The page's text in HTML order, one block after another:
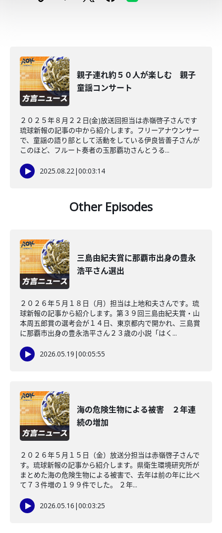
親子連れ約５０人が楽しむ 親子
童謡コンサート
２０２５年８月２２日(金)放送回担当は赤嶺啓子さんです
琉球新報の記事の中から紹介します。フリーアナウンサー
で、童謡の語り部として活動をしている伊良皆善子さんが
このほど、フルート奏者の玉那覇功さんとうる...
2025.08.22|00:03:14
Other Episodes
三島由紀夫賞に那覇市出身の豊永
浩平さん選出
２０２６年５月１８日（月）担当は上地和夫さんです。琉
球新報の記事から紹介します。第３９回三島由紀夫賞・山
本周五郎賞の選考会が１４日、東京都内で開かれ、三島賞
に那覇市出身の豊永浩平さん２３歳の小説「はく...
2026.05.19 |00:05:55
海の危険生物による被害 ２年連
続の増加
２０２６年５月１５日（金）放送分担当は赤嶺啓子さんで
す。琉球新報の記事から紹介します。県衛生環境研究所が
まとめた海の危険生物による被害で、去年は前の年に比べ
て７３件増の１９９件でした。 ２年...
2026.05.16 |00:03:25